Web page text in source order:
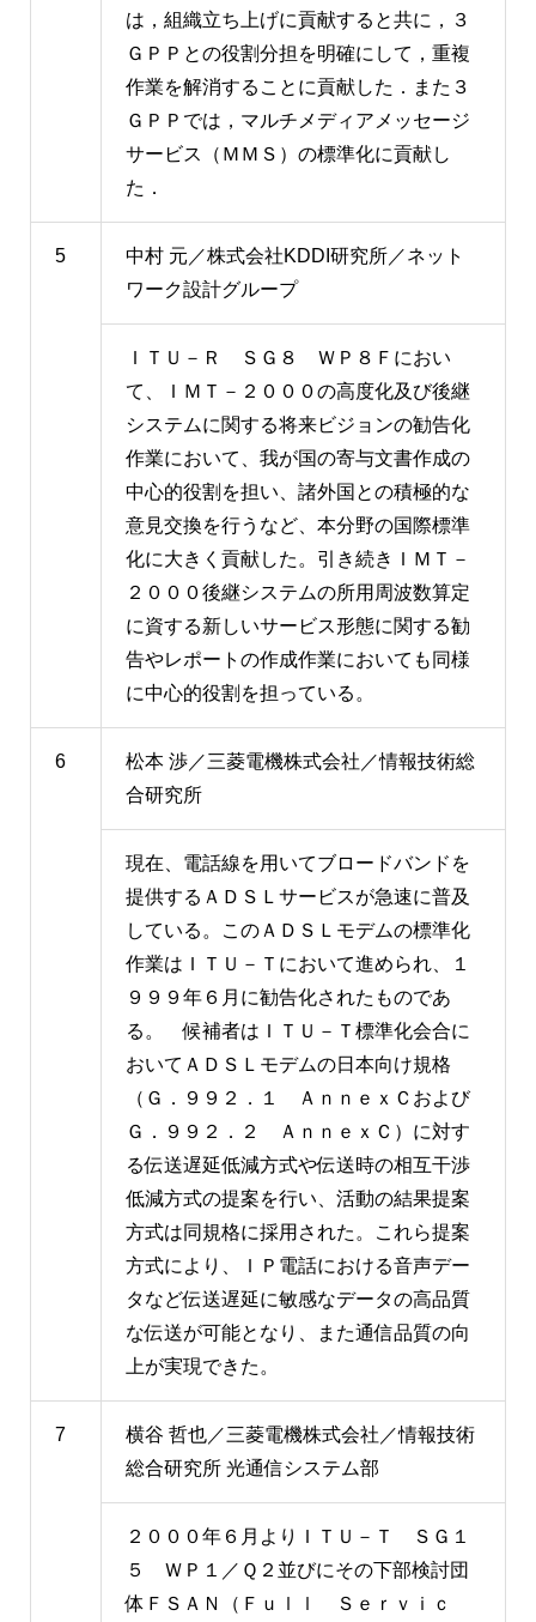
は，組織立ち上げに貢献すると共に，３
ＧＰＰとの役割分担を明確にして，重複
作業を解消することに貢献した．また３
ＧＰＰでは，マルチメディアメッセージ
サービス（ＭＭＳ）の標準化に貢献し
た．
5
中村 元／株式会社KDDI研究所／ネット
ワーク設計グループ
ＩＴＵ－Ｒ ＳＧ８ ＷＰ８Ｆにおい
て、ＩＭＴ－２０００の高度化及び後継
システムに関する将来ビジョンの勧告化
作業において、我が国の寄与文書作成の
中心的役割を担い、諸外国との積極的な
意見交換を行うなど、本分野の国際標準
化に大きく貢献した。引き続きＩＭＴ－
２０００後継システムの所用周波数算定
に資する新しいサービス形態に関する勧
告やレポートの作成作業においても同様
に中心的役割を担っている。
6
松本 渉／三菱電機株式会社／情報技術総
合研究所
現在、電話線を用いてブロードバンドを
提供するＡＤＳＬサービスが急速に普及
している。このＡＤＳＬモデムの標準化
作業はＩＴＵ－Ｔにおいて進められ、１
９９９年６月に勧告化されたものであ
る。 候補者はＩＴＵ－Ｔ標準化会合に
おいてＡＤＳＬモデムの日本向け規格
（Ｇ．９９２．１ ＡｎｎｅｘＣおよび
Ｇ．９９２．２ ＡｎｎｅｘＣ）に対す
る伝送遅延低減方式や伝送時の相互干渉
低減方式の提案を行い、活動の結果提案
方式は同規格に採用された。これら提案
方式により、ＩＰ電話における音声デー
タなど伝送遅延に敏感なデータの高品質
な伝送が可能となり、また通信品質の向
上が実現できた。
7
横谷 哲也／三菱電機株式会社／情報技術
総合研究所 光通信システム部
２０００年６月よりＩＴＵ－Ｔ ＳＧ１
５ ＷＰ１／Ｑ２並びにその下部検討団
体ＦＳＡＮ（Ｆｕｌｌ Ｓｅｒｖｉｃ